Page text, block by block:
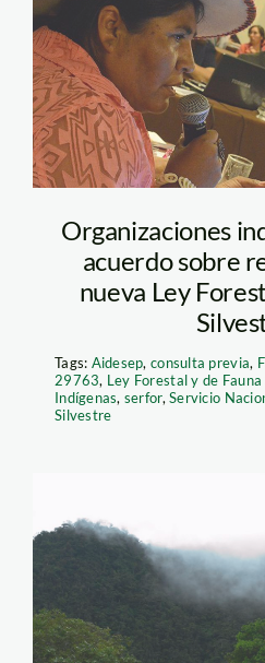
Organizaciones
acuerdo sobre
nueva Ley
Tags: Aidesep,consulta previa,
29763, Ley Forestal y de
Indígenas, serfor,Servicio
Silvestre